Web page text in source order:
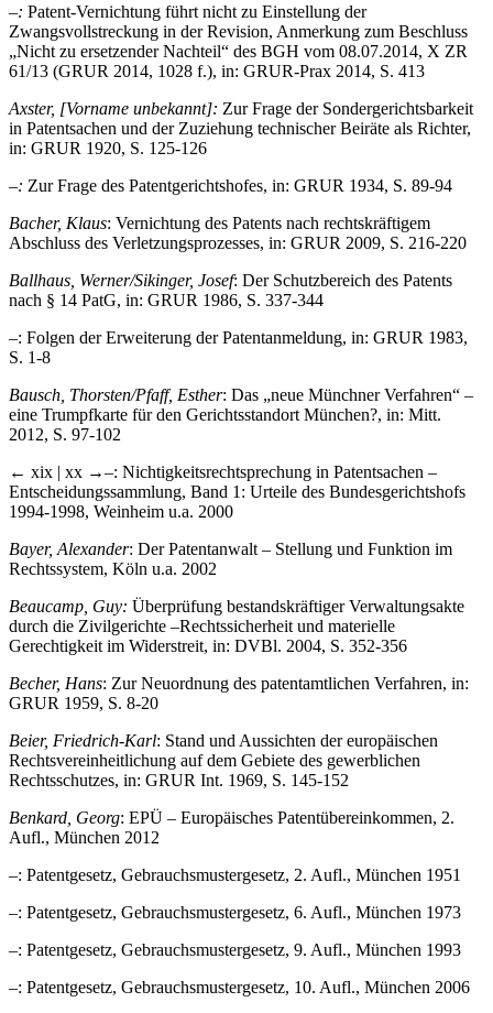
–: Patent-Vernichtung führt nicht zu Einstellung der
Zwangsvollstreckung in der Revision, Anmerkung zum Beschluss
„Nicht zu ersetzender Nachteil“ des BGH vom 08.07.2014, X ZR
61/13 (GRUR 2014, 1028 f.), in: GRUR-Prax 2014, S. 413
Axster, [Vorname unbekannt]: Zur Frage der Sondergerichtsbarkeit
in Patentsachen und der Zuziehung technischer Beiräte als Richter,
in: GRUR 1920, S. 125-126
–: Zur Frage des Patentgerichtshofes, in: GRUR 1934, S. 89-94
Bacher, Klaus: Vernichtung des Patents nach rechtskräftigem
Abschluss des Verletzungsprozesses, in: GRUR 2009, S. 216-220
Ballhaus, Werner/Sikinger, Josef: Der Schutzbereich des Patents
nach § 14 PatG, in: GRUR 1986, S. 337-344
–: Folgen der Erweiterung der Patentanmeldung, in: GRUR 1983,
S. 1-8
Bausch, Thorsten/Pfaff, Esther: Das „neue Münchner Verfahren“ –
eine Trumpfkarte für den Gerichtsstandort München?, in: Mitt.
2012, S. 97-102
← xix | xx →–: Nichtigkeitsrechtsprechung in Patentsachen –
Entscheidungssammlung, Band 1: Urteile des Bundesgerichtshofs
1994-1998, Weinheim u.a. 2000
Bayer, Alexander: Der Patentanwalt – Stellung und Funktion im
Rechtssystem, Köln u.a. 2002
Beaucamp, Guy: Überprüfung bestandskräftiger Verwaltungsakte
durch die Zivilgerichte –Rechtssicherheit und materielle
Gerechtigkeit im Widerstreit, in: DVBl. 2004, S. 352-356
Becher, Hans: Zur Neuordnung des patentamtlichen Verfahren, in:
GRUR 1959, S. 8-20
Beier, Friedrich-Karl: Stand und Aussichten der europäischen
Rechtsvereinheitlichung auf dem Gebiete des gewerblichen
Rechtsschutzes, in: GRUR Int. 1969, S. 145-152
Benkard, Georg: EPÜ – Europäisches Patentübereinkommen, 2.
Aufl., München 2012
–: Patentgesetz, Gebrauchsmustergesetz, 2. Aufl., München 1951
–: Patentgesetz, Gebrauchsmustergesetz, 6. Aufl., München 1973
–: Patentgesetz, Gebrauchsmustergesetz, 9. Aufl., München 1993
–: Patentgesetz, Gebrauchsmustergesetz, 10. Aufl., München 2006